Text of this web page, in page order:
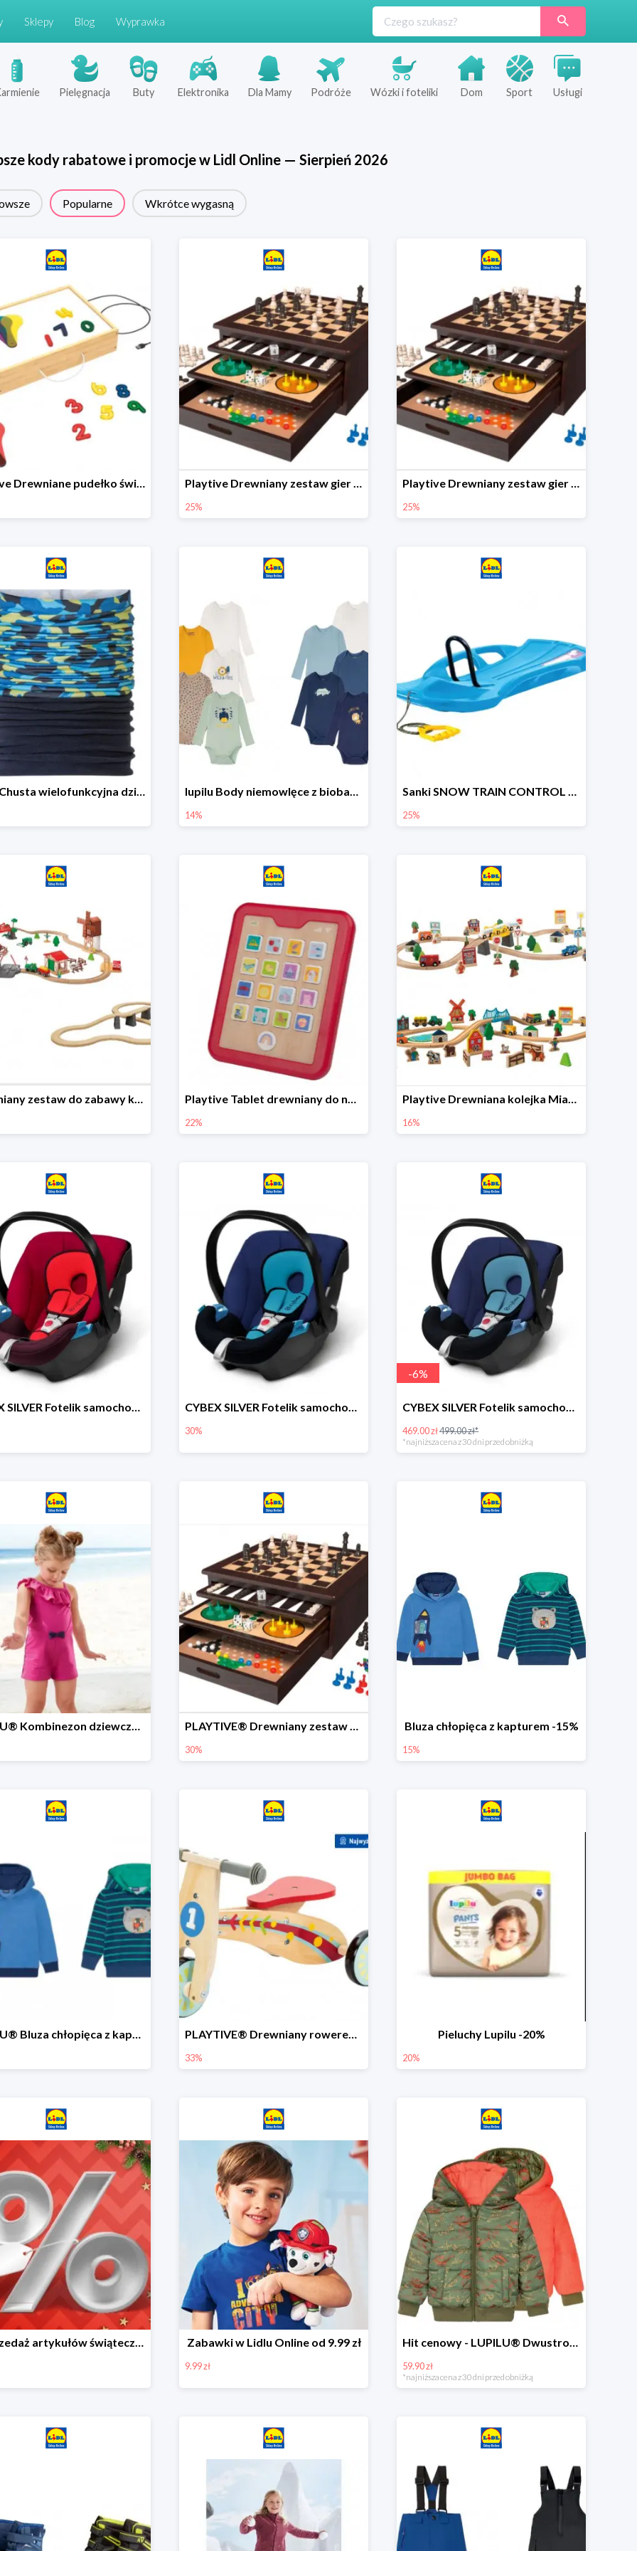
Sklepy Blog Wyprawka
Pielęgnacja Buty Elektronika Dla Mamy Podróże Wózki i foteliki Dom Sport Usługi
kody rabatowe i promocje w Lidl Online— Sierpień 2026
Popularne Wkrótce wygasną
Playtive Drewniane pudełko świetlne MONTESSORI Playtive Drewniany zestaw gier 10 w 1
25%
Playtive Drewniany zestaw gier 10 w 1
25%
lupilu Chusta wielofunkcyjna dziecięca lupilu Body niemowlęce z biobawełny
14%
Sanki SNOW TRAIN CONTROL -25%
25%
Drewniany zestaw do zabawy kolejką - farma i wiadukt Playtive Tablet drewniany do nauki, interaktywny
22%
Playtive Drewniana kolejka Miasto lub Farma
16%
CYBEX SILVER Fotelik samochodowy CYBEX SILVER Fotelik samochodowy -30%
30%
-6%
CYBEX SILVER Fotelik samochodowy + dostawa gratis!
469.00 zł499.00 zł*
*najniższa cena z 30 dni przed obniżką
LUPILU® Kombinezon dziewczęcy z bawełny PLAYTIVE® Drewniany zestaw gier 10 w 1
30%
Bluza chłopięca z kapturem -15%
15%
LUPILU® Bluza chłopięca z kapturem PLAYTIVE® Drewniany rowerek biegowy -33%
33%
Pieluchy Lupilu -20%
20%
Wyprzedaż artykułów świątecznych w Lidlu Online Zabawki w Lidlu Online od 9.99 zł
9.99 zł
Hit cenowy - LUPILU® Dwustronna kurtka dziecięca z polarem
59.90 zł
*najniższa cena z 30 dni przed obniżką